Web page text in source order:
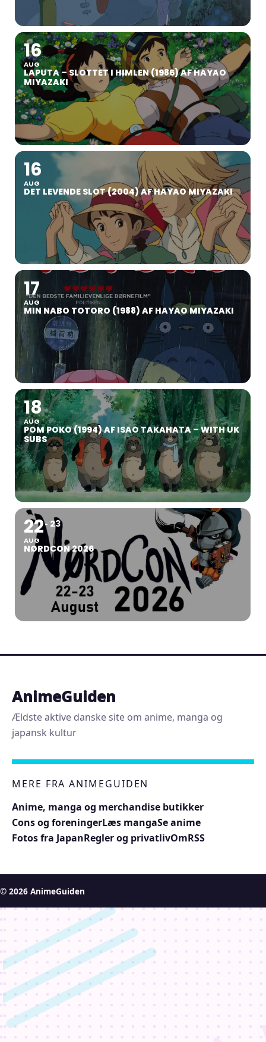
16
AUG
LAPUTA – SLOTTET I HIMLEN (1986) AF HAYAO
MIYAZAKI
16
AUG
DET LEVENDE SLOT (2004) AF HAYAO MIYAZAKI
17
AUG
MIN NABO TOTORO (1988) AF HAYAO MIYAZAKI
18
AUG
POM POKO (1994) AF ISAO TAKAHATA – WITH UK
SUBS
22
AUG
23
NØRDCON 2026
AnimeGuiden
Ældste aktive danske site om anime, manga og
japansk kultur
MERE FRA ANIMEGUIDEN
Anime, manga og merchandise butikker
Cons og foreningerLæs mangaSe anime
Fotos fra JapanRegler og privatlivOmRSS
© 2026 AnimeGuiden